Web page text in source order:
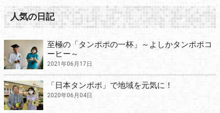
人気の日記
至極の「タンポポの一杯」～よしかタンポポコ
ーヒー～
2021年06月17日
「日本タンポポ」で地域を元気に！
2020年06月04日